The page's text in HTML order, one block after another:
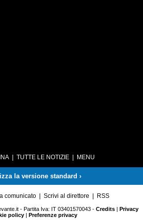
| TUTTE LE NOTIZIE| MENU
la versione standard ›
comunicato| Scrivi al direttore RSS
- Partita Iva: IT 03401570043 - Credits| Privacy
policy| Preferenze privacy